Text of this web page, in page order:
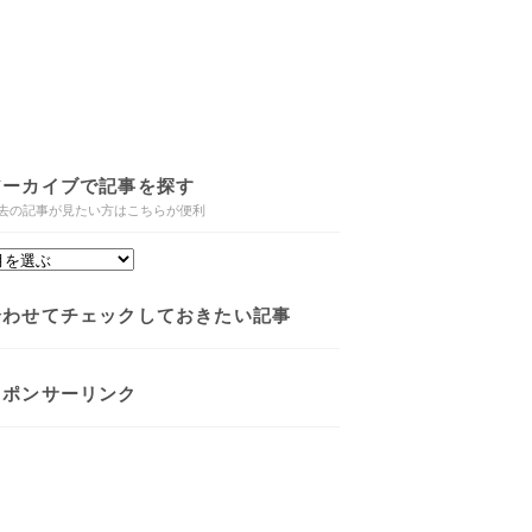
カイブで記事を探す
の記事が見たい方はこちらが便利
せてチェックしておきたい記事
ンサーリンク